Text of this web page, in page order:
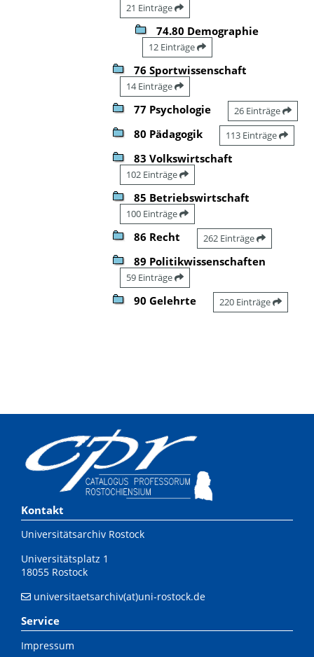
21 Einträge
74.80 Demographie
12 Einträge
76 Sportwissenschaft
14 Einträge
77 Psychologie 26 Einträge
80 Pädagogik 113 Einträge
83 Volkswirtschaft
102 Einträge
85 Betriebswirtschaft
100 Einträge
86 Recht 262 Einträge
89 Politikwissenschaften
59 Einträge
90 Gelehrte 220 Einträge
Kontakt
Universitätsarchiv Rostock
Universitätsplatz 1
18055 Rostock
universitaetsarchiv(at)uni-rostock.de
Service
Impressum